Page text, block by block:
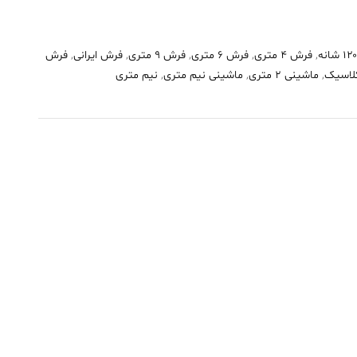
, فرش 4 متری , فرش 6 متری , فرش 9 متری , فرش ایرانی, فرش
, ماشینی 2 متری , ماشینی نیم متری, نیم متری